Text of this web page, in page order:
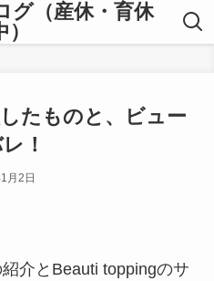
グ（産休・育休
）
たものと、ビュー
！
月2日
介とBeauti toppingのサ